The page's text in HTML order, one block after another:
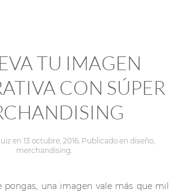
TU IMAGEN
CON SÚPER
en 13 octubre, 2016 . Publicado en diseño
merchandising
pongas, una imagen vale más que mil